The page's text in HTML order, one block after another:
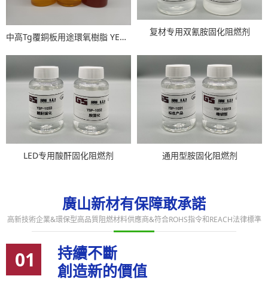
中高Tg覆銅板用途環氧樹脂 YEB-4155P＆YEB-4175P＆YEB-4185P 复材专用双氰胺固化阻燃剂
LED专用酸酐固化阻燃剂 通用型胺固化阻燃剂
廣山新材有保障敢承諾
高新技術企業&環保型高品質阻燃材料供應商&符合ROHS指令和REACH法律標準
01
持續不斷
創造新的價值